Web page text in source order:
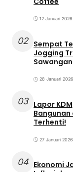
12 Januari 2026
02 Sempat
Jogging
28 Januari 2026
03 Lapor
Bangunan
Terhenti!
27 Januari 2026
04 Ekonomi